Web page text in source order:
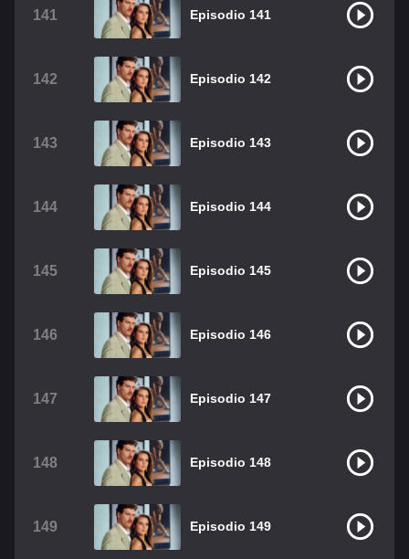
141 Episodio 141
142 Episodio 142
143 Episodio 143
144 Episodio 144
145 Episodio 145
146 Episodio 146
147 Episodio 147
148 Episodio 148
149 Episodio 149